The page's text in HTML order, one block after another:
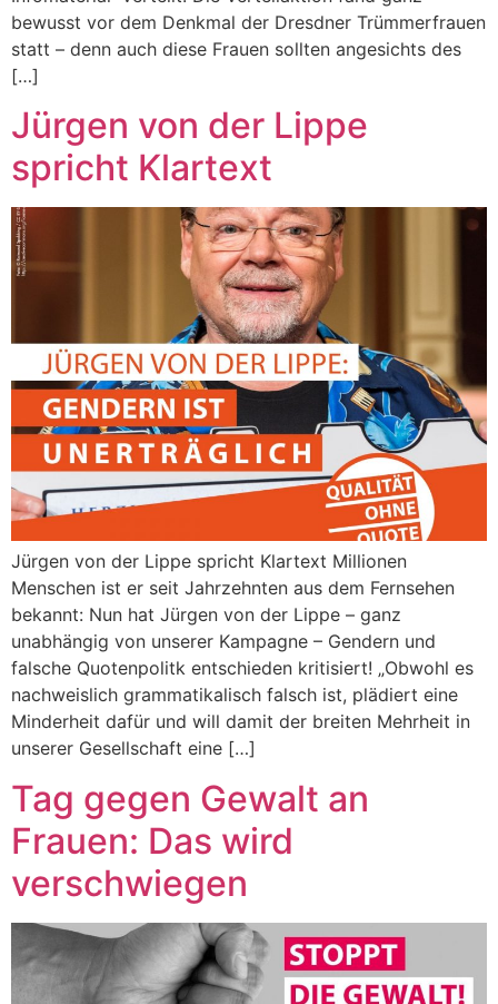
bewusst vor dem Denkmal der Dresdner Trümmerfrauen
statt – denn auch diese Frauen sollten angesichts des
[…]
Jürgen von der Lippe
spricht Klartext
Jürgen von der Lippe spricht Klartext Millionen
Menschen ist er seit Jahrzehnten aus dem Fernsehen
bekannt: Nun hat Jürgen von der Lippe – ganz
unabhängig von unserer Kampagne – Gendern und
falsche Quotenpolitk entschieden kritisiert! „Obwohl es
nachweislich grammatikalisch falsch ist, plädiert eine
Minderheit dafür und will damit der breiten Mehrheit in
unserer Gesellschaft eine […]
Tag gegen Gewalt an
Frauen: Das wird
verschwiegen